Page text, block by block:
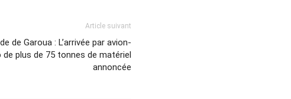
Article suivant
de Garoua : L’arrivée par avion-
de plus de 75 tonnes de matériel
annoncée